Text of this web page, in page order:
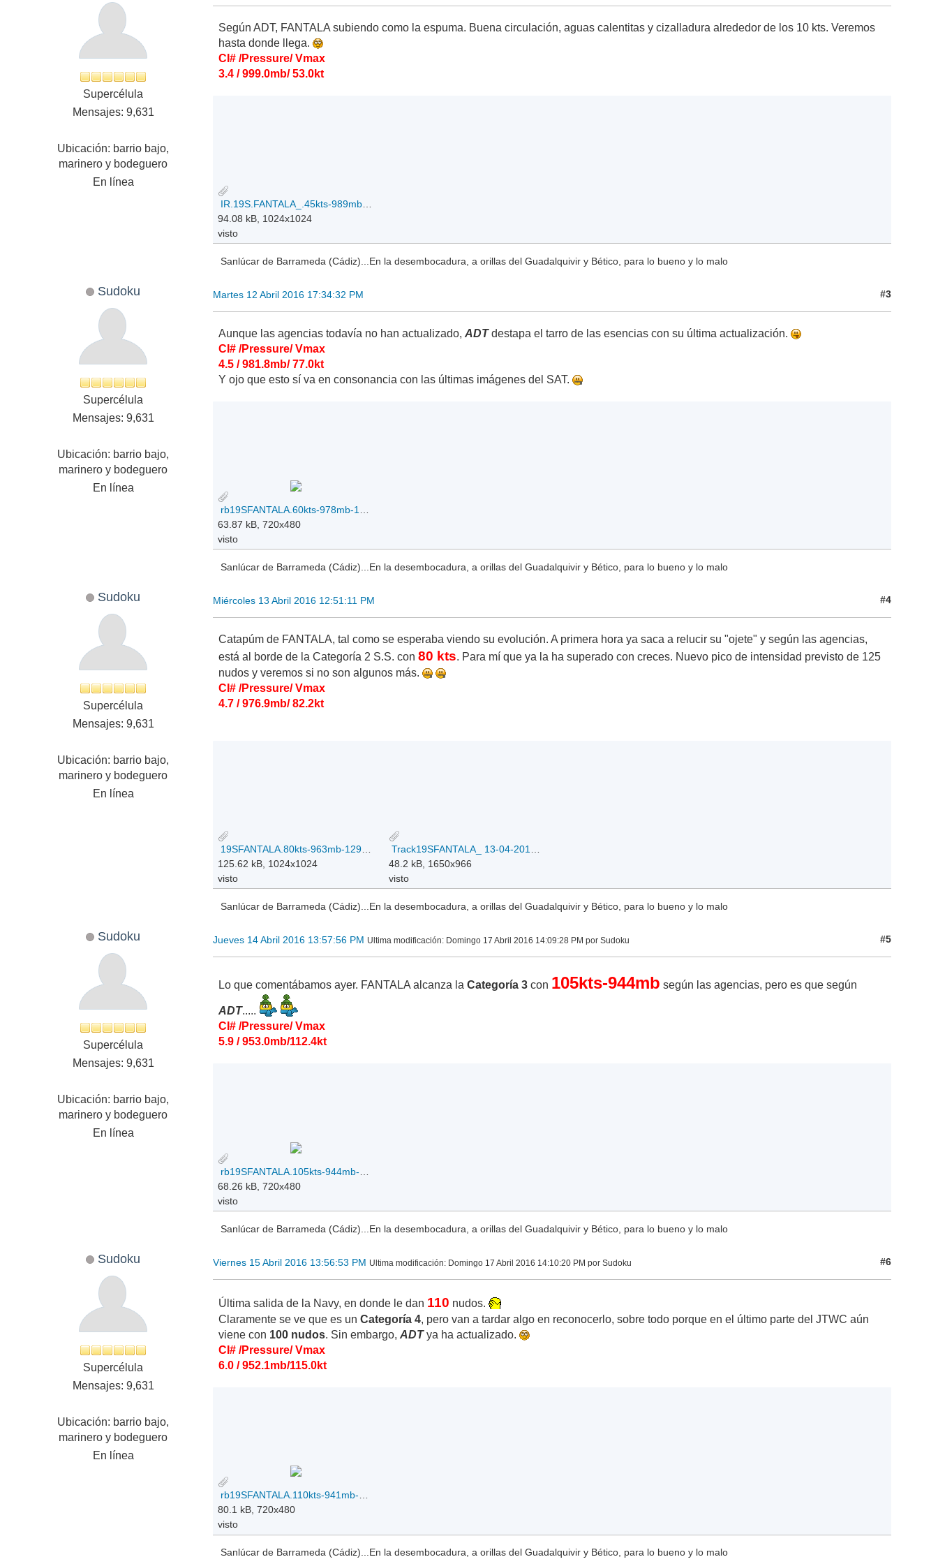
Supercélula
Mensajes: 9,631
Ubicación: barrio bajo,
marinero y bodeguero
En línea
Según ADT, FANTALA subiendo como la espuma. Buena circulación, aguas calentitas y cizalladura alrededor de los 10 kts. Veremos
hasta donde llega.
CI# /Pressure/ Vmax
3.4 / 999.0mb/ 53.0kt
94.08 kB, 1024x1024
visto
Sanlúcar de Barrameda (Cádiz)...En la desembocadura, a orillas del Guadalquivir y Bético, para lo bueno y lo malo
Sudoku
Supercélula
Mensajes: 9,631
Ubicación: barrio bajo,
marinero y bodeguero
En línea
Martes 12 Abril 2016 17:34:32 PM #3
Aunque las agencias todavía no han actualizado,ADTdestapa el tarro de las esencias con su última actualización.
CI# /Pressure/ Vmax
4.5 / 981.8mb/ 77.0kt
Y ojo que esto sí va en consonancia con las últimas imágenes del SAT.
63.87 kB, 720x480
visto
Sanlúcar de Barrameda (Cádiz)...En la desembocadura, a orillas del Guadalquivir y Bético, para lo bueno y lo malo
Sudoku
Supercélula
Mensajes: 9,631
Ubicación: barrio bajo,
marinero y bodeguero
En línea
Miércoles 13 Abril 2016 12:51:11 PM #4
Catapúm de FANTALA, tal como se esperaba viendo su evolución. A primera hora ya saca a relucir su "ojete" y según las agencias,
está al borde de la Categoría 2 S.S. con80 kts. Para mí que ya la ha superado con creces. Nuevo pico de intensidad previsto de 125
nudos y veremos si no son algunos más.
CI# /Pressure/ Vmax
4.7 / 976.9mb/ 82.2kt
125.62 kB, 1024x1024
visto
48.2 kB, 1650x966
visto
Sanlúcar de Barrameda (Cádiz)...En la desembocadura, a orillas del Guadalquivir y Bético, para lo bueno y lo malo
Sudoku
Supercélula
Mensajes: 9,631
Ubicación: barrio bajo,
marinero y bodeguero
En línea
Jueves 14 Abril 2016 13:57:56 PM Ultima modificación: Domingo 17 Abril 2016 14:09:28 PM por Sudoku #5
Lo que comentábamos ayer. FANTALA alcanza laCategoría 3 con 105kts-944mb según las agencias, pero es que según
ADT.....
CI# /Pressure/ Vmax
5.9 / 953.0mb/112.4kt
68.26 kB, 720x480
visto
Sanlúcar de Barrameda (Cádiz)...En la desembocadura, a orillas del Guadalquivir y Bético, para lo bueno y lo malo
Sudoku
Supercélula
Mensajes: 9,631
Ubicación: barrio bajo,
marinero y bodeguero
En línea
Viernes 15 Abril 2016 13:56:53 PM Ultima modificación: Domingo 17 Abril 2016 14:10:20 PM por Sudoku #6
Última salida de la Navy, en donde le dan 110 nudos.
Claramente se ve que es unCategoría 4, pero van a tardar algo en reconocerlo, sobre todo porque en el último parte del JTWC aún
viene con 100 nudos. Sin embargo,ADTya ha actualizado.
CI# /Pressure/ Vmax
6.0 / 952.1mb/115.0kt
rb19SFANTALA.110kts-941mb-123S-588E_15-04-2016.gif
80.1 kB, 720x480
visto
Sanlúcar de Barrameda (Cádiz)...En la desembocadura, a orillas del Guadalquivir y Bético, para lo bueno y lo malo